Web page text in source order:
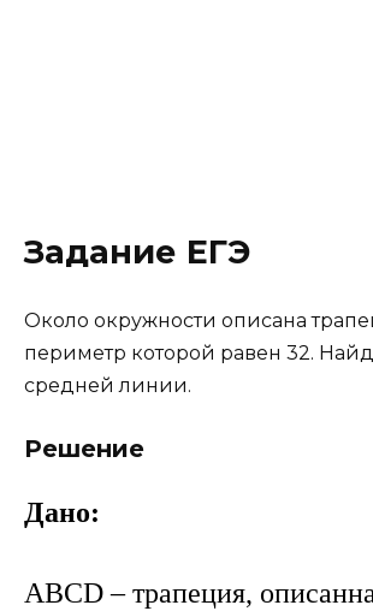
Задание ЕГЭ
Около окружности описана
периметр которой равен 32.
средней линии.
Решение
Дано:
ABCD – трапеция,